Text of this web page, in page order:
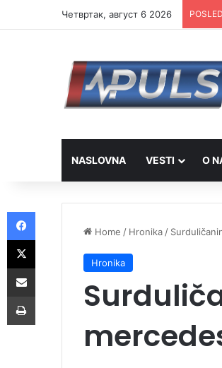
Четвртак, август 6 2026
NASLOVNA VESTI O
Home / Hronika /
Hronika
Facebook
X
Share via Email